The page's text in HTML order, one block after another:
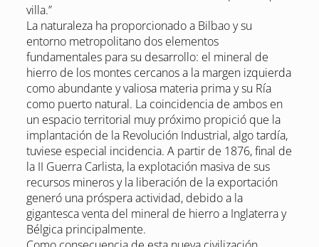
villa.”
La naturaleza ha proporcionado a Bilbao y su
entorno metropolitano dos elementos
fundamentales para su desarrollo: el mineral de
hierro de los montes cercanos a la margen izquierda
como abundante y valiosa materia prima y su Ría
como puerto natural. La coincidencia de ambos en
un espacio territorial muy próximo propició que la
implantación de la Revolución Industrial, algo tardía,
tuviese especial incidencia. A partir de 1876, final de
la II Guerra Carlista, la explotación masiva de sus
recursos mineros y la liberación de la exportación
generó una próspera actividad, debido a la
gigantesca venta del mineral de hierro a Inglaterra y
Bélgica principalmente.